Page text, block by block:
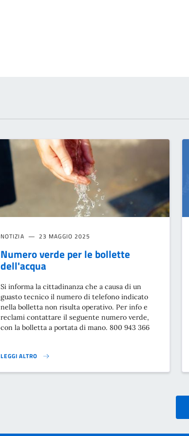
NOTIZIA 23 MAGGIO 2025
Numero verde per le bollette
dell'acqua
Si informa la cittadinanza che a causa di un
guasto tecnico il numero di telefono indicato
nella bolletta non risulta operativo. Per info e
reclami contattare il seguente numero verde,
con la bolletta a portata di mano. 800 943 366
LEGGI ALTRO
NUMERO VERDE PER LE BOLLETTE DELL'ACQUA}